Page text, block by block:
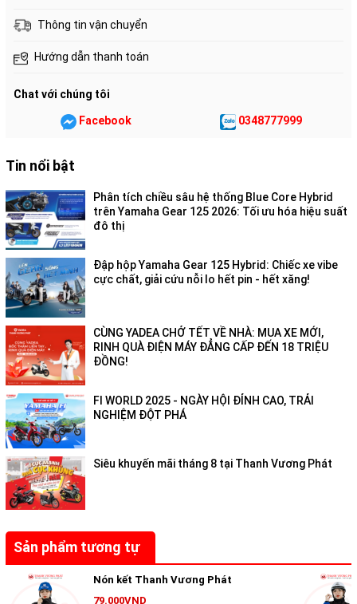
Thông tin vận chuyển
Hướng dẫn thanh toán
Chat với chúng tôi
Facebook 0348777999
Tin nổi bật
Phân tích chiều sâu hệ thống Blue Core Hybrid
trên Yamaha Gear 125 2026: Tối ưu hóa hiệu suất
đô thị
Đập hộp Yamaha Gear 125 Hybrid: Chiếc xe vibe
cực chất, giải cứu nỗi lo hết pin - hết xăng!
CÙNG YADEA CHỞ TẾT VỀ NHÀ: MUA XE MỚI,
RINH QUÀ ĐIỆN MÁY ĐẲNG CẤP ĐẾN 18 TRIỆU
ĐỒNG!
FI WORLD 2025 - NGÀY HỘI ĐỈNH CAO, TRẢI
NGHIỆM ĐỘT PHÁ
Siêu khuyến mãi tháng 8 tại Thanh Vương Phát
Sản phẩm tương tự
Nón kết Thanh Vương Phát
79.000VND